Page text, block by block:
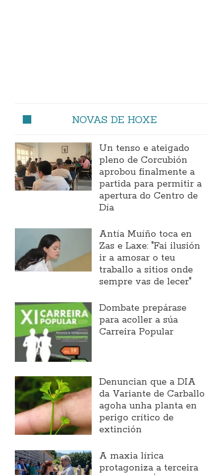
NOVAS DE HOXE
Un tenso e ateigado
pleno de Corcubión
aprobou finalmente a
partida para permitir a
apertura do Centro de
Día
Antía Muíño toca en
Zas e Laxe: "Fai ilusión
ir a amosar o teu
traballo a sitios onde
sempre vas de lecer"
Dombate prepárase
para acoller a súa
Carreira Popular
Denuncian que a DIA
da Variante de Carballo
agoha unha planta en
perigo crítico de
extinción
A maxia lírica
protagoniza a terceira